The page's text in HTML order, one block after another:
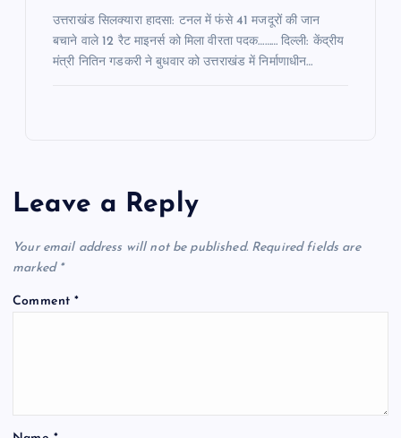
उत्तराखंड सिलक्यारा हादसा: टनल में फंसे 41 मजदूरों की जान
बचाने वाले 12 रैट माइनर्स को मिला वीरता पदक……… दिल्ली: केंद्रीय
मंत्री नितिन गडकरी ने बुधवार को उत्तराखंड में निर्माणाधीन…
Leave a Reply
Your email address will not be published. Required fields are
marked *
Comment*